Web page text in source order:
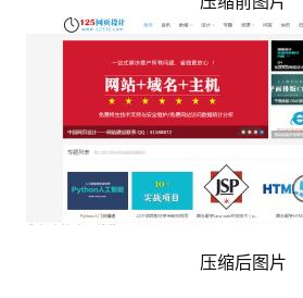
压缩后图片